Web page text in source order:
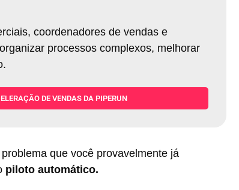
coordenadores de vendas e
processos complexos, melhorar
DE VENDAS DA PIPERUN
que você provavelmente já
piloto automático.